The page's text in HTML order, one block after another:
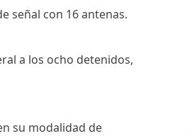
señal con 16 antenas.
a los ocho detenidos,
su modalidad de